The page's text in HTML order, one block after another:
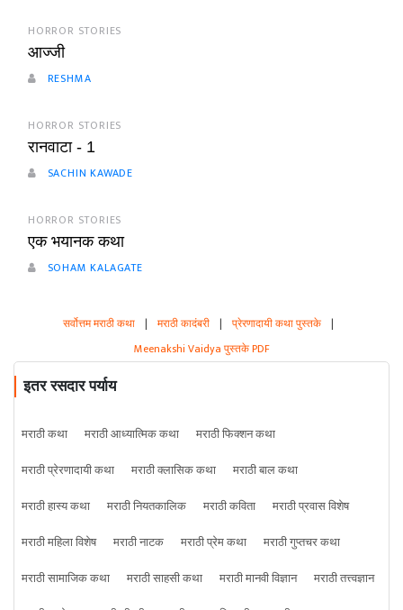
HORROR STORIES
आज्जी
RESHMA
HORROR STORIES
रानवाटा - 1
SACHIN KAWADE
HORROR STORIES
एक भयानक कथा
SOHAM KALAGATE
सर्वोत्तम मराठी कथा | मराठी कादंबरी | प्रेरणादायी कथा पुस्तके |
Meenakshi Vaidya पुस्तके PDF
इतर रसदार पर्याय
मराठी कथा मराठी आध्यात्मिक कथा
मराठी फिक्शन कथा
मराठी प्रेरणादायी कथा
मराठी क्लासिक कथा
मराठी बाल कथा
मराठी हास्य कथा
मराठी नियतकालिक मराठी कविता
मराठी प्रवास विशेष
मराठी महिला विशेष
मराठी नाटक मराठी प्रेम कथा
मराठी गुप्तचर कथा
मराठी सामाजिक कथा
मराठी साहसी कथा मराठी मानवी विज्ञान
मराठी तत्त्वज्ञान